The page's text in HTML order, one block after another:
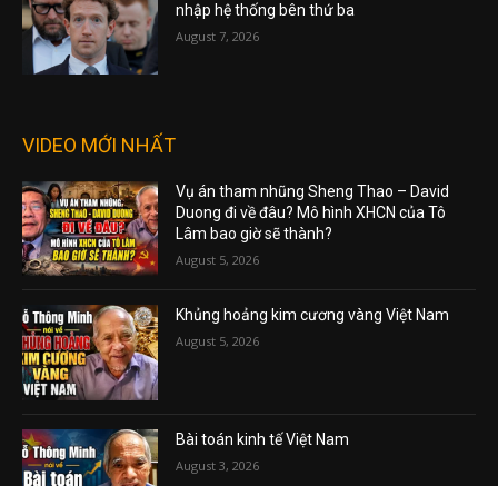
nhập hệ thống bên thứ ba
August 7, 2026
VIDEO MỚI NHẤT
Vụ án tham nhũng Sheng Thao – David
Duong đi về đâu? Mô hình XHCN của Tô
Lâm bao giờ sẽ thành?
August 5, 2026
Khủng hoảng kim cương vàng Việt Nam
August 5, 2026
Bài toán kinh tế Việt Nam
August 3, 2026